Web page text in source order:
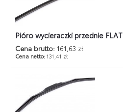
Pióro wycieraczki przednie FLAT
Cena brutto: 161,63 zł
Cena netto:131,41 zł